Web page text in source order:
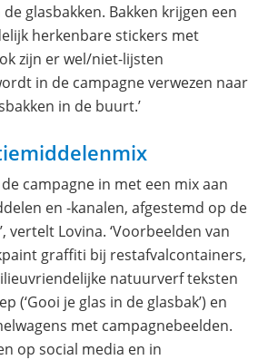
glasbakken. Bakken krijgen een
herkenbare stickers met
zijn er wel/niet-lijsten
in de campagne verwezen naar
in de buurt.’
campagne in met een mix aan
en -kanalen, afgestemd op de
vertelt Lovina. ‘Voorbeelden van
graffiti bij restafvalcontainers,
natuurverf teksten
(‘Gooi je glas in de glasbak’) en
met campagnebeelden.
op social media en in